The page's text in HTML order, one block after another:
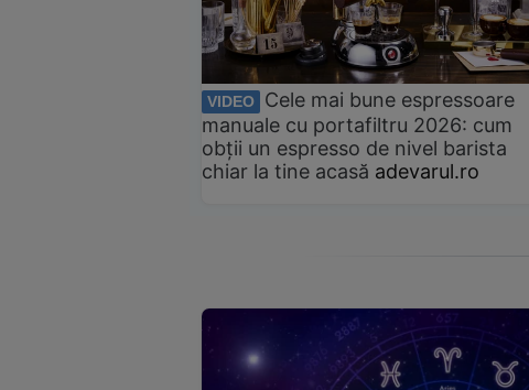
VIDEO
Cele mai bune espressoare
manuale cu portafiltru 2026: cum
obții un espresso de nivel barista
chiar la tine acasă adevarul.ro